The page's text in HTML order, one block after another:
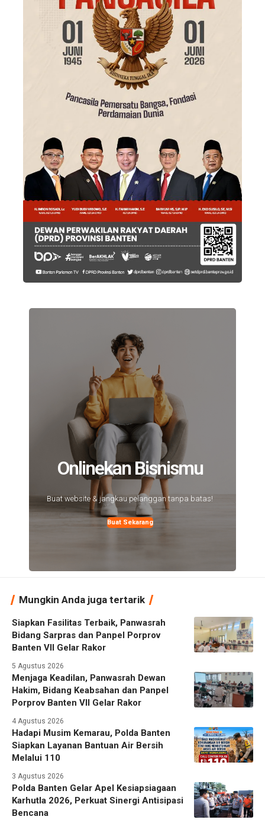
Onlinekan Bisnismu
Buat website & jangkau pelanggan tanpa batas!
Buat Sekarang
Mungkin Anda juga tertarik
Siapkan Fasilitas Terbaik, Panwasrah
Bidang Sarpras dan Panpel Porprov
Banten VII Gelar Rakor
5 Agustus 2026
Menjaga Keadilan, Panwasrah Dewan
Hakim, Bidang Keabsahan dan Panpel
Porprov Banten VII Gelar Rakor
4 Agustus 2026
Hadapi Musim Kemarau, Polda Banten
Siapkan Layanan Bantuan Air Bersih
Melalui 110
3 Agustus 2026
Polda Banten Gelar Apel Kesiapsiagaan
Karhutla 2026, Perkuat Sinergi Antisipasi
Bencana